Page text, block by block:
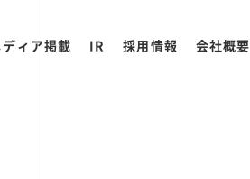
ィア掲載 IR 採用情報 会社概要